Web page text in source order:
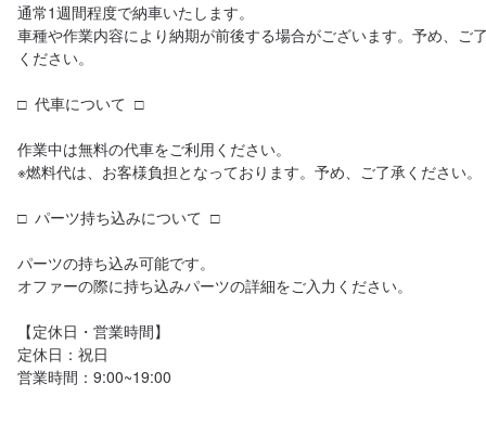
通常1週間程度で納車いたします。
車種や作業内容により納期が前後する場合がございます。予め、ご
ください。
□  代車について  □
作業中は無料の代車をご利用ください。
※燃料代は、お客様負担となっております。予め、ご了承ください。
□  パーツ持ち込みについて  □
パーツの持ち込み可能です。
オファーの際に持ち込みパーツの詳細をご入力ください。
【定休日・営業時間】
定休日：祝日
営業時間：9:00~19:00